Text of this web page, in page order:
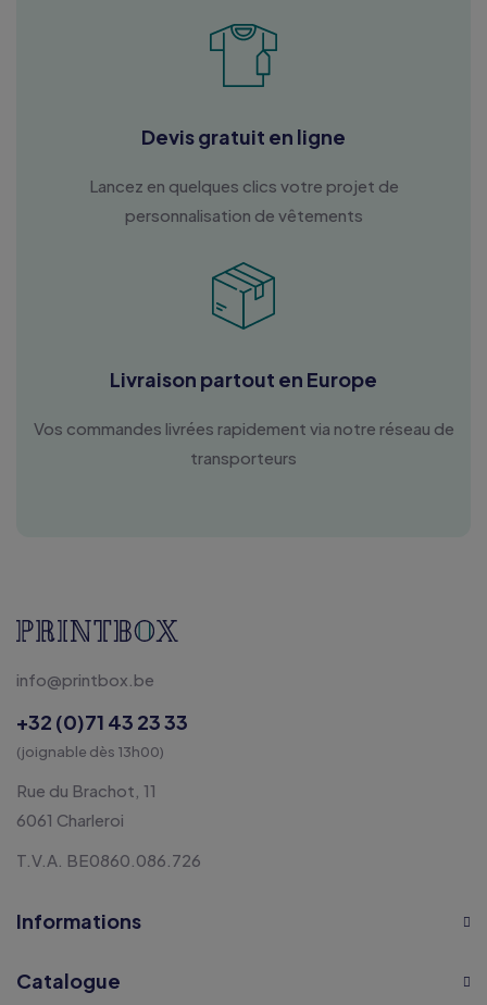
Devis gratuit en ligne
Lancez en quelques clics votre projet de
personnalisation de vêtements
Livraison partout en Europe
Vos commandes livrées rapidement via notre réseau de
transporteurs
info@printbox.be
+32 (0)71 43 23 33
(joignable dès 13h00)
Rue du Brachot, 11
6061 Charleroi
T.V.A. BE0860.086.726
Informations
Catalogue